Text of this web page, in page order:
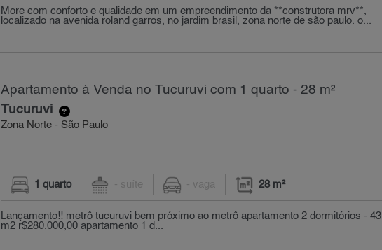
More com conforto e qualidade em um empreendimento da **construtora mrv**,
localizado na avenida roland garros, no jardim brasil, zona norte de são paulo. o...
Apartamento à Venda no Tucuruvi com 1 quarto - 28 m²
Tucuruvi-
Zona Norte - São Paulo
1 quarto - suíte - vaga 28 m²
Lançamento!! metrô tucuruvi bem próximo ao metrô apartamento 2 dormitórios - 43
m2 r$280.000,00 apartamento 1 d...